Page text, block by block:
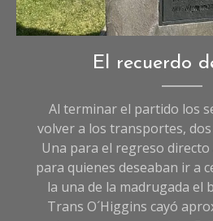
Foto: Fabián
de
El recuerdo
Al terminar el partido los
volver a los transportes,
Una para el regreso directo
para quienes deseaban ir a
la una de la madrugada el
Trans O´Higgins cayó